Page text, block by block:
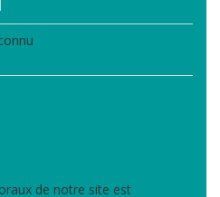
de notre site est